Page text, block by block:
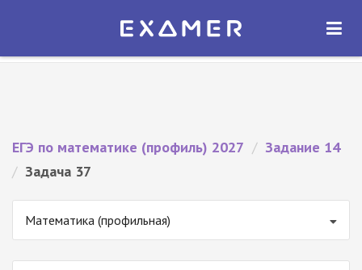
Экзамер — ЕГЭ 2027
ОТКРЫТЬ
ЕГЭ по математике (профиль) 2027 / Задание 14
/ Задача 37
Математика (профильная)